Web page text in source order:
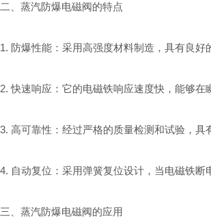
二、蒸汽防爆电磁阀的特点
1. 防爆性能：采用高强度材料制造，具有良
2. 快速响应：它的电磁铁响应速度快，能够
3. 高可靠性：经过严格的质量检测和试验，
4. 自动复位：采用弹簧复位设计，当电磁铁
三、蒸汽防爆电磁阀的应用